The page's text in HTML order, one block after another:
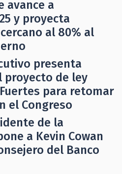
avance a
y proyecta
al 80% al
presenta
proyecto de ley
para retomar
el Congreso
de la
a Kevin Cowan
del Banco